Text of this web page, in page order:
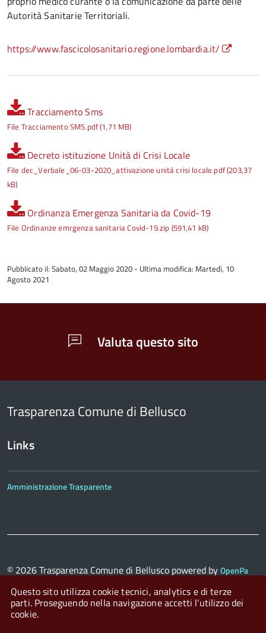
Autorità Sanitarie Territoriali.
https://www.fascicolosanitario.regione.lombardia.it/
Tracciamento Sms
File Tracciamento SMS.pdf (1,71 MB)
Decreto istituzione Unità di Crisi Locale
File dec_Verbale_06-03-2020_attivazione unità crisi locale.pdf (203,37
kB)
Ordinanza Emergenza Sanitaria da Covid-19
File Ordinanze emrgenza sanitaria Covid-19.zip (591,41 kB)
Pubblicato il: Sabato, 02 Maggio 2020 - Ultima modifica: Martedì, 10
Agosto 2021
Valuta questo sito
Trasparenza Comune di Bellusco
Links
Amministrazione Trasparente
© 2026Trasparenza Comune di Bellusco powered byOpenPa
Questo sito utilizza cookie tecnici, analytics e di terze
parti. Proseguendo nella navigazione accetti l’utilizzo dei
cookie.